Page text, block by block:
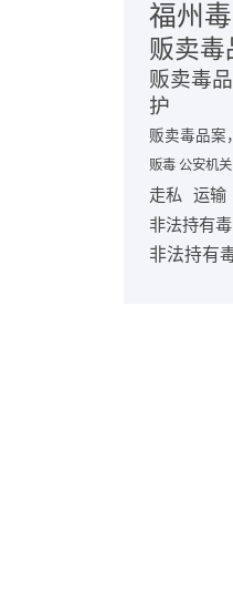
福州
贩卖毒
贩卖毒
护
贩卖毒品案
贩毒 公安机
走私 运输
非法持有
非法持有